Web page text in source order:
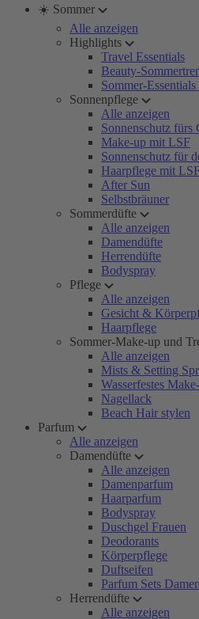
☀️ Sommer
Alle anzeigen
Highlights
Travel Essentials
Beauty-
Sommer-
Sonnenpflege
Alle anzeigen
Sonnenschutz fürs
Make-up mit LSF
Sonnenschutz für
Haarpflege mit
After Sun
Selbstbräuner
Sommerdüfte
Alle anzeigen
Damendüfte
Herrendüfte
Bodyspray
Pflege
Alle anzeigen
Gesicht &
Haarpflege
Sommer-Make-up und
Alle anzeigen
Mists & Setting
Wasserfestes
Nagellack
Beach Hair stylen
Parfum
Alle anzeigen
Damendüfte
Alle anzeigen
Damenparfum
Haarparfum
Bodyspray
Duschgel Frauen
Deodorants
Körperpflege
Duftseifen
Parfum Sets Damen
Herrendüfte
Alle anzeigen